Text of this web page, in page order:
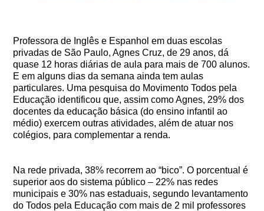
Professora de Inglês e Espanhol em duas escolas
privadas de São Paulo, Agnes Cruz, de 29 anos, dá
quase 12 horas diárias de aula para mais de 700 alunos.
E em alguns dias da semana ainda tem aulas
particulares. Uma pesquisa do Movimento Todos pela
Educação identificou que, assim como Agnes, 29% dos
docentes da educação básica (do ensino infantil ao
médio) exercem outras atividades, além de atuar nos
colégios, para complementar a renda.
Na rede privada, 38% recorrem ao “bico”. O porcentual é
superior aos do sistema público – 22% nas redes
municipais e 30% nas estaduais, segundo levantamento
do Todos pela Educação com mais de 2 mil professores